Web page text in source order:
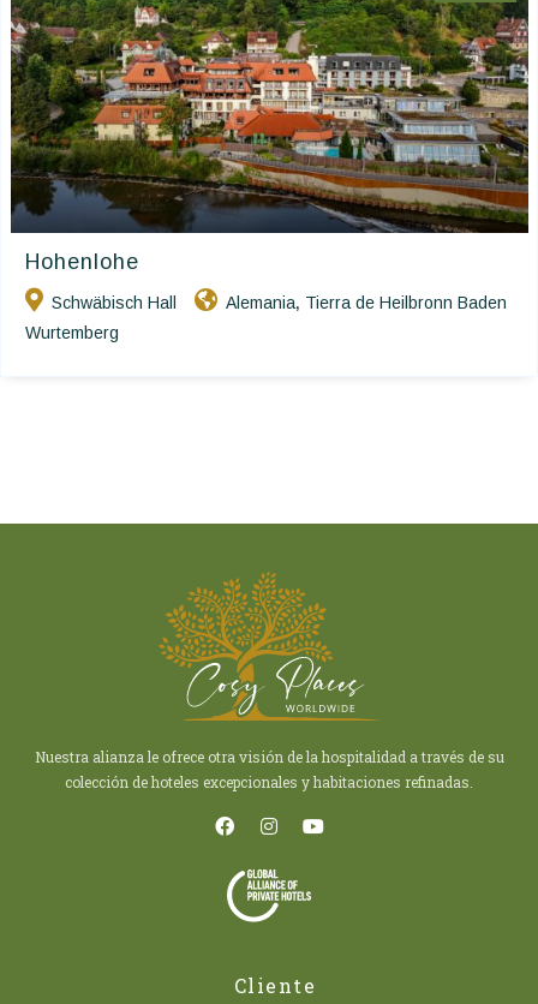
Hohenlohe
Schwäbisch Hall Alemania, Tierra de Heilbronn Baden
Wurtemberg
Nuestra alianza le ofrece otra visión de la hospitalidad a través de su
colección de hoteles excepcionales y habitaciones refinadas.
Cliente